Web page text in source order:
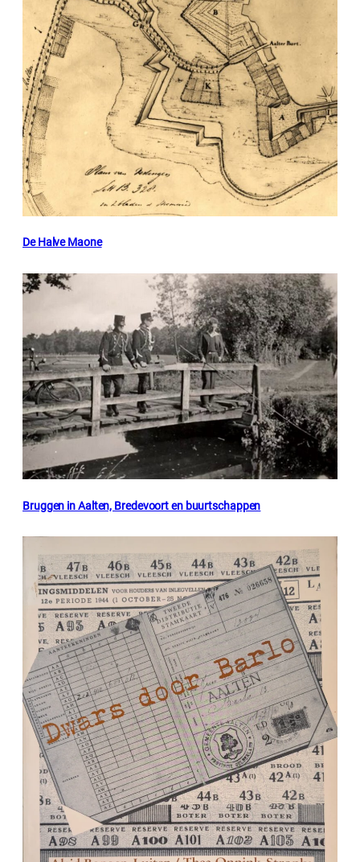
De Halve Maone
Bruggen in Aalten, Bredevoort en buurtschappen